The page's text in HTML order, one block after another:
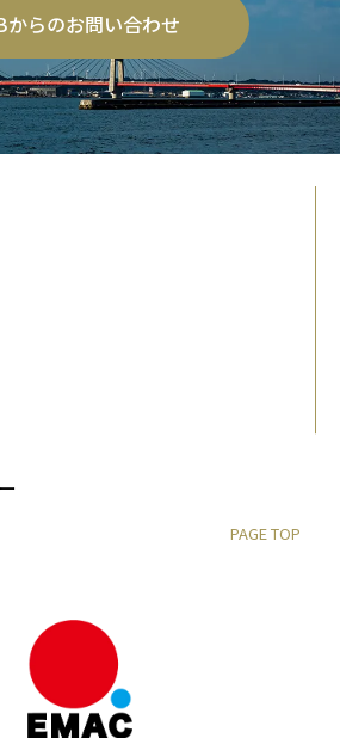
からのお問い合わせ
PAGE TOP